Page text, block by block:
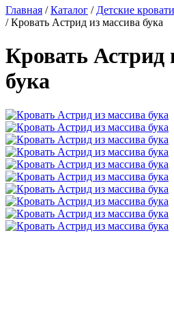
Главная / Каталог / Детские кровати
/ Кровать Астрид из массива бука
Кровать Астрид
бука